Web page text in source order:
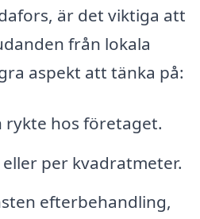
är det viktiga att
från lokala
aspekt att tänka på:
rykte hos företaget.
per kvadratmeter.
efterbehandling,